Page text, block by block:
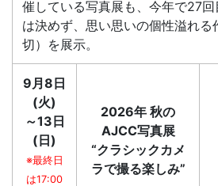
催している写真展も、今年で27
は決めず、思い思いの個性溢れ
切）を展示。
9月8日
(火)
～13日
(日)
※最終日
は17:00
2026年 秋の
AJCC写真展
“クラシックカメ
ラで撮る楽しみ”